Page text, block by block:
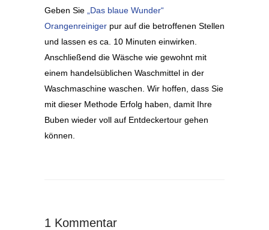
Geben Sie
„Das blaue Wunder“
Orangenreiniger pur auf die betroffenen Stellen
und lassen es ca. 10 Minuten einwirken.
Anschließend die Wäsche wie gewohnt mit
einem handelsüblichen Waschmittel in der
Waschmaschine waschen. Wir hoffen, dass Sie
mit dieser Methode Erfolg haben, damit Ihre
Buben wieder voll auf Entdeckertour gehen
können.
1 Kommentar